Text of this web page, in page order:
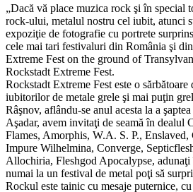
„Dacă vă place muzica rock şi în special
rock-ului, metalul nostru cel iubit, atunci
expoziţie de fotografie cu portrete
cele mai tari festivaluri din România şi
Extreme Fest on the ground of
Rockstadt Extreme Fest.
Rockstadt Extreme Fest este o
iubitorilor de metale grele şi mai puţin
Râşnov, aflându-se anul acesta la a
Aşadar, avem invitaţi de seamă în dealul
Flames, Amorphis, W.A. S. P.,
Impure Wilhelmina, Converge,
Allochiria, Fleshgod Apocalypse,
numai la un festival de metal poţi să
Rockul este tainic cu mesaje puternice,